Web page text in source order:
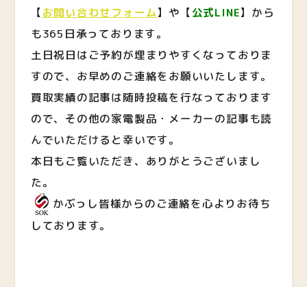
【お問い合わせフォーム】や【公式LINE】から
も365日承っております。
土日祝日はご予約が埋まりやすくなっておりま
すので、お早めのご連絡をお願いいたします。
買取実績の記事は随時投稿を行なっております
ので、その他の家電製品・メーカーの記事も読
んでいただけると幸いです。
本日もご覧いただき、ありがとうございまし
た。
かぶっし皆様からのご連絡を心よりお待ち
しております。